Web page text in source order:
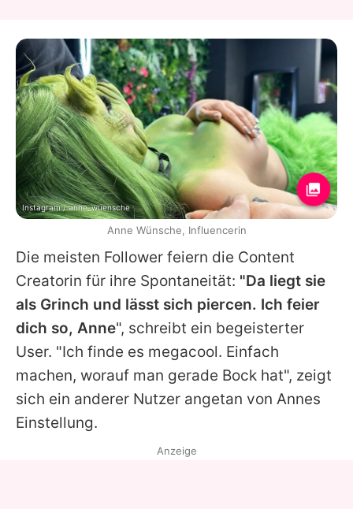
Die meisten Follower feiern die Content
Creatorin für ihre Spontaneität: "Da liegt sie
als Grinch und lässt sich piercen. Ich feier
dich so, Anne", schreibt ein begeisterter
User. "Ich finde es megacool. Einfach
machen, worauf man gerade Bock hat", zeigt
sich ein anderer Nutzer angetan von Annes
Einstellung.
Instagram / anne_wuensche
Anne Wünsche, Influencerin
Anzeige